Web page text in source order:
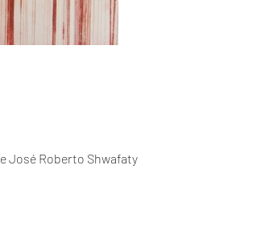
José Roberto Shwafaty